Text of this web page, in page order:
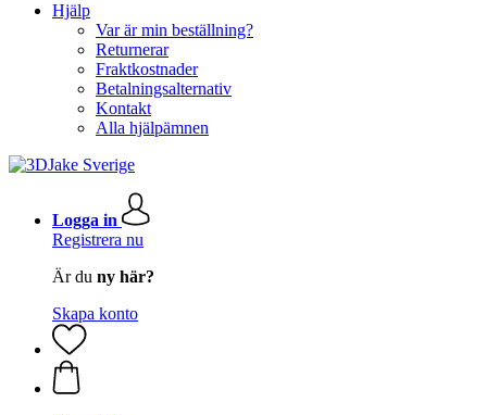
Hjälp
Var är min beställning?
Returnerar
Fraktkostnader
Betalningsalternativ
Kontakt
Alla hjälpämnen
Logga in
Registrera nu
Är du ny här?
Skapa konto